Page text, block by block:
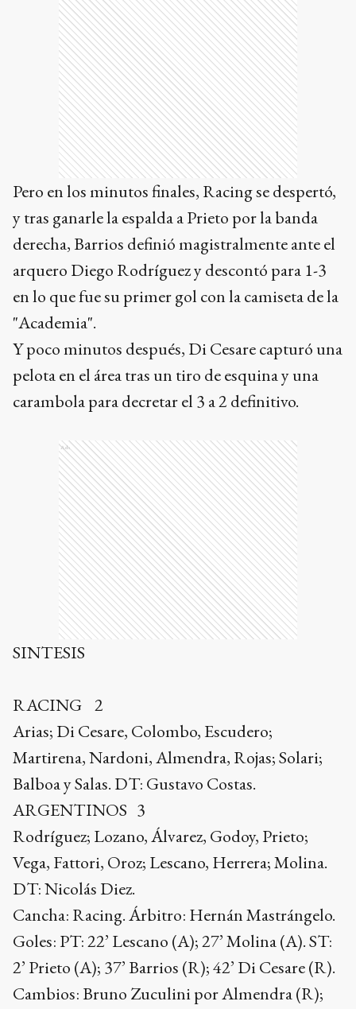
Pero en los minutos finales, Racing se despertó,
y tras ganarle la espalda a Prieto por la banda
derecha, Barrios definió magistralmente ante el
arquero Diego Rodríguez y descontó para 1-3
en lo que fue su primer gol con la camiseta de la
"Academia".
Y poco minutos después, Di Cesare capturó una
pelota en el área tras un tiro de esquina y una
carambola para decretar el 3 a 2 definitivo.
Ads
SINTESIS
RACING 2
Arias; Di Cesare, Colombo, Escudero;
Martirena, Nardoni, Almendra, Rojas; Solari;
Balboa y Salas. DT: Gustavo Costas.
ARGENTINOS 3
Rodríguez; Lozano, Álvarez, Godoy, Prieto;
Vega, Fattori, Oroz; Lescano, Herrera; Molina.
DT: Nicolás Diez.
Cancha: Racing. Árbitro: Hernán Mastrángelo.
Goles: PT: 22’ Lescano (A); 27’ Molina (A). ST:
2’ Prieto (A); 37’ Barrios (R); 42’ Di Cesare (R).
Cambios: Bruno Zuculini por Almendra (R);